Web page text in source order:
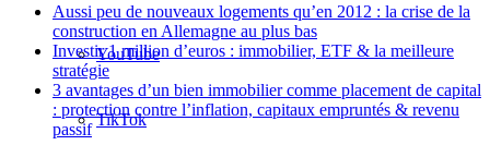
YouTube
TikTok
Aussi peu de nouveaux logements qu’en 2012 : la crise de la
construction en Allemagne au plus bas
Investir 1 million d’euros : immobilier, ETF & la meilleure
stratégie
3 avantages d’un bien immobilier comme placement de capital
: protection contre l’inflation, capitaux empruntés & revenu
passif